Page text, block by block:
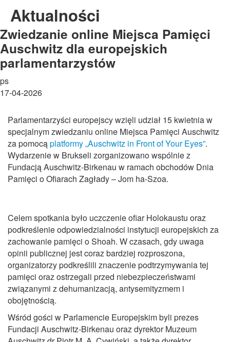
Aktualności
Zwiedzanie online Miejsca Pamięci
Auschwitz dla europejskich
parlamentarzystów
ps
17-04-2026
Parlamentarzyści europejscy wzięli udział 15 kwietnia w
specjalnym zwiedzaniu online Miejsca Pamięci Auschwitz
za pomocąplatformy „Auschwitz in Front of Your Eyes”.
Wydarzenie w Brukseli zorganizowano wspólnie z
Fundacją Auschwitz-Birkenau w ramach obchodów Dnia
Pamięci o Ofiarach Zagłady – Jom ha-Szoa.
Celem spotkania było uczczenie ofiar Holokaustu oraz
podkreślenie odpowiedzialności instytucji europejskich za
zachowanie pamięci o Shoah. W czasach, gdy uwaga
opinii publicznej jest coraz bardziej rozproszona,
organizatorzy podkreślili znaczenie podtrzymywania tej
pamięci oraz ostrzegali przed niebezpieczeństwami
związanymi z dehumanizacją, antysemityzmem i
obojętnością.
Wśród gości w Parlamencie Europejskim byli prezes
Fundacji Auschwitz-Birkenau oraz dyrektor Muzeum